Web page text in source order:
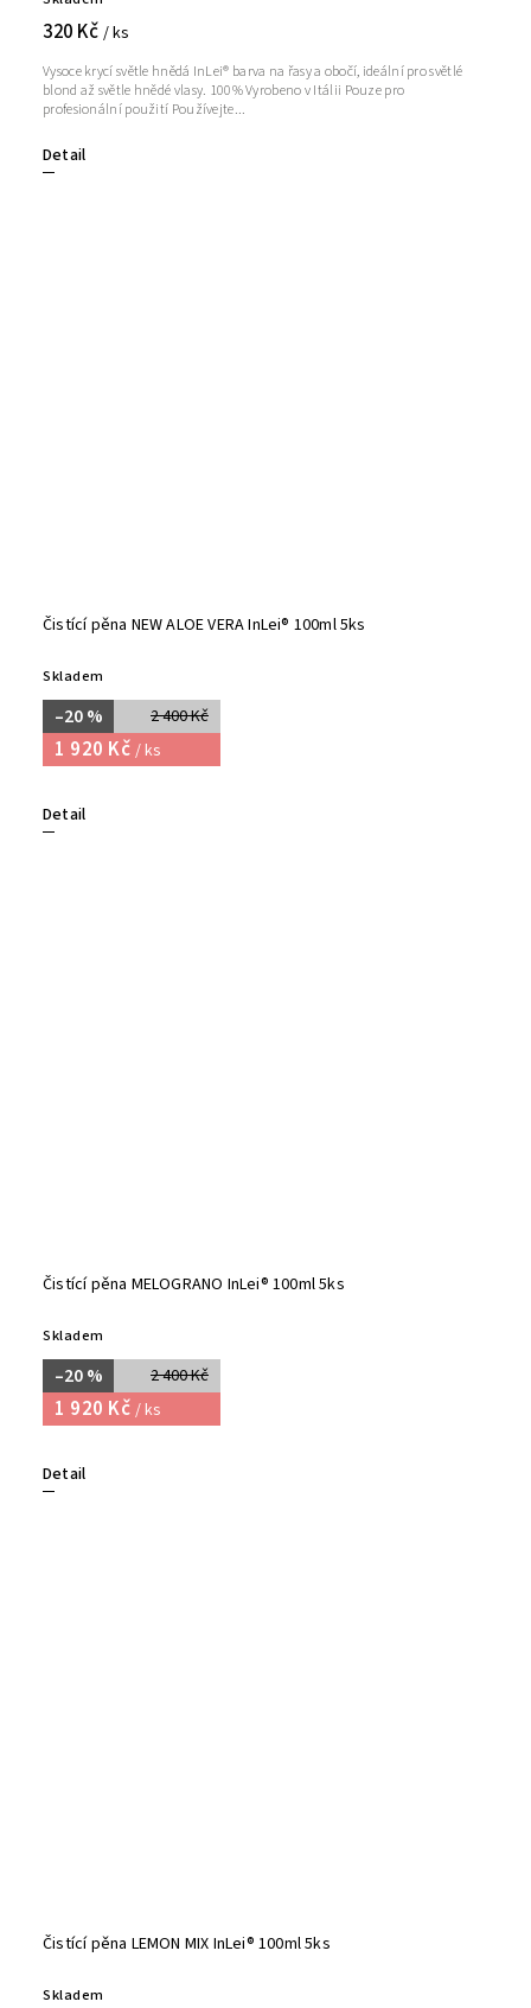
320 Kč / ks
Detail
Vysoce krycí světle hnědá InLei® barva na řasy a obočí, ideální pro světlé
blond až světle hnědé vlasy. 100% Vyrobeno v Itálii Pouze pro
profesionální použití Používejte...
Čistící pěna NEW ALOE VERA InLei® 100ml 5ks
Skladem
2 400 Kč
–20 %
1 920 Kč / ks
Detail
Čistící pěna MELOGRANO InLei® 100ml 5ks
Skladem
2 400 Kč
–20 %
1 920 Kč / ks
Detail
Čistící pěna LEMON MIX InLei® 100ml 5ks
Skladem